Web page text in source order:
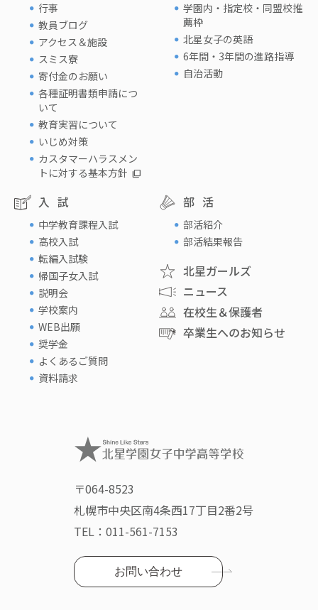
行事
教員ブログ
アクセス＆施設
スミス寮
寄付金のお願い
各種証明書類申請につ
いて
教育実習について
いじめ対策
カスタマーハラスメン
トに対する基本方針
学園内・指定校・同盟校推
薦枠
北星女子の英語
6年間・3年間の進路指導
自治活動
入試
中学教育課程入試
高校入試
転編入試験
帰国子女入試
説明会
学校案内
WEB出願
奨学金
よくあるご質問
資料請求
部活
部活紹介
部活結果報告
北星ガールズ
ニュース
在校生＆保護者
卒業生へのお知らせ
〒064-8523
札幌市中央区南4条西17丁目2番2号
TEL： 011-561-7153
お問い合わせ